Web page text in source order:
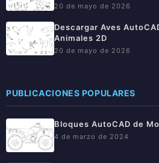
20 de mayo de 2026
Descargar Aves
Animales 2D
20 de mayo de 2026
PUBLICACIONES POPULARES
Bloques AutoCAD de
4 de marzo de 2024